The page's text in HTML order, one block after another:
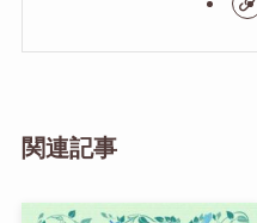
関連記事